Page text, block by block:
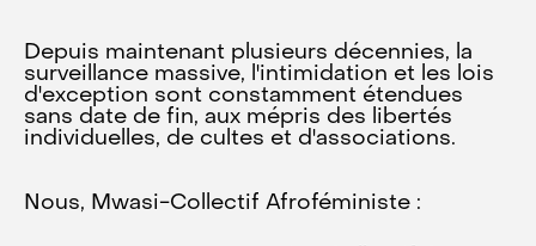
Depuis maintenant plusieurs décennies, la
surveillance massive, l'intimidation et les lois
d'exception sont constamment étendues
sans date de fin, aux mépris des libertés
individuelles, de cultes et d'associations.
Nous, Mwasi-Collectif Afroféministe :